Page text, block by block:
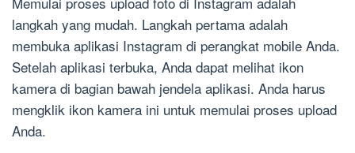
langkah yang mudah. Langkah pertama adalah
membuka aplikasi Instagram di perangkat mobile Anda.
Setelah aplikasi terbuka, Anda dapat melihat ikon
kamera di bagian bawah jendela aplikasi. Anda harus
mengklik ikon kamera ini untuk memulai proses upload
Anda.